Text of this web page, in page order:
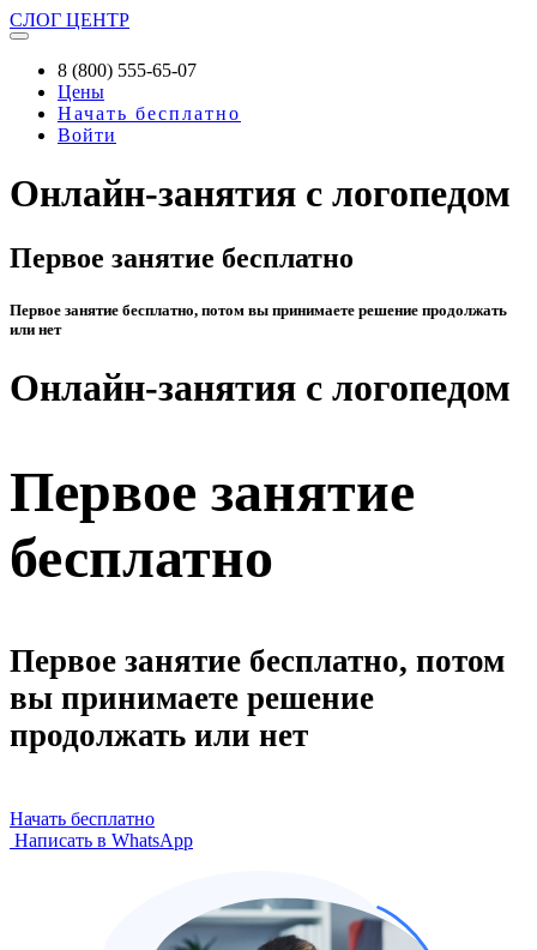
СЛОГ ЦЕНТР
8 (800) 555-65-07
Цены
Начать бесплатно
Войти
Онлайн-занятия с логопедом
Первое занятие бесплатно
Первое занятие бесплатно, потом вы принимаете решение продолжать
или нет
Онлайн-занятия с логопедом
Первое занятие
бесплатно
Первое занятие бесплатно, потом
вы принимаете решение
продолжать или нет
Начать бесплатно
Написать в WhatsApp